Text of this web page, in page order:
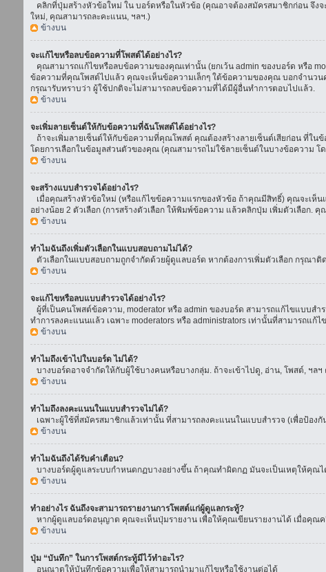
คลิกที่ปุ่มสร้างหัวข้อใหม่ ใน บอร์ดหรือในหัวข้อ (คุณอาจต้องสมัครสมาชิกก่อน จึง
ใหม่, คุณสามารถละคะแนน, ฯลฯ.)
ข้างบน
จะแก้ไขหรือลบข้อความที่โพสต์ได้อย่างไร?
คุณสามารถแก้ไขหรือลบข้อความของคุณเท่านั้น (ยกเว้น admin ของบอร์ด หรือ
ข้อความที่คุณโพสต์ไปแล้ว คุณจะเห็นข้อความเล็กๆ ใต้ข้อความของคุณ บอกจำนวน
กรุณารับทราบว่า ผู้ใช้ปกติจะไม่สามารถลบข้อความที่ได้มีผู้อื่นทำการตอบไปแล้ว.
ข้างบน
จะเพิ่มลายเซ็นต์ให้กับข้อความที่ฉันโพสต์ได้อย่างไร?
ถ้าจะเพิ่มลายเซ็นต์ให้กับข้อความที่คุณโพสต์ คุณต้องสร้างลายเซ็นต์เสียก่อน ที่ใ
โดยการเลือกในข้อมูลส่วนตัวของคุณ (คุณสามารถไม่ใช้ลายเซ็นต์ในบางข้อความ โ
ข้างบน
จะสร้างแบบสำรวจได้อย่างไร?
เมื่อคุณสร้างหัวข้อใหม่ (หรือแก้ไขข้อความแรกของหัวข้อ ถ้าคุณมีสิทธิ์) คุณจะเห็
อย่างน้อย 2 ตัวเลือก (การสร้างตัวเลือก ให้พิมพ์ข้อความ แล้วคลิกปุ่ม เพิ่มตัวเลือก.
ข้างบน
ทำไมฉันถึงเพิ่มตัวเลือกในแบบสอบถามไม่ได้?
ตัวเลือกในแบบสอบถามถูกจำกัดด้วยผู้ดูแลบอร์ด หากต้องการเพิ่มตัวเลือก กรุณาติ
ข้างบน
จะแก้ไขหรือลบแบบสำรวจได้อย่างไร?
ผู้ที่เป็นคนโพสต์ข้อความ, moderator หรือ admin ของบอร์ด สามารถแก้ไขแบบส
ทำการลงคะแนนแล้ว เฉพาะ moderators หรือ administrators เท่านั้นที่สามารถแก้
ข้างบน
ทำไมถึงเข้าไปในบอร์ด ไม่ได้?
บางบอร์ดอาจจำกัดให้กับผู้ใช้บางคนหรือบางกลุ่ม. ถ้าจะเข้าไปดู, อ่าน, โพสต์, ฯ
ข้างบน
ทำไมถึงลงคะแนนในแบบสำรวจไม่ได้?
เฉพาะผู้ใช้ที่สมัครสมาชิกแล้วเท่านั้น ที่สามารถลงคะแนนในแบบสำรวจ (เพื่อป้อ
ข้างบน
ทำไมฉันถึงได้รับคำเตือน?
บางบอร์ดผู้ดูแลระบบกำหนดกฏบางอย่างขึ้น ถ้าคุณทำผิดกฏ มันจะเป็นเหตุให้คุณ
ข้างบน
ทำอย่างไร ฉันถึงจะสามารถรายงานการโพสต์แก่ผู้ดูแลกระทู้?
หากผู้ดูแลบอร์ดอนุญาต คุณจะเห็นปุ่มรายงาน เพื่อให้คุณเขียนรายงานได้ เมื่อคุณ
ข้างบน
ปุ่ม “บันทึก” ในการโพสต์กระทู้มีไว้ทำอะไร?
อนุณาตให้บันทึกข้อความเพื่อให้สามารถนำมาแก้ไขหรือใช้งานต่อได้